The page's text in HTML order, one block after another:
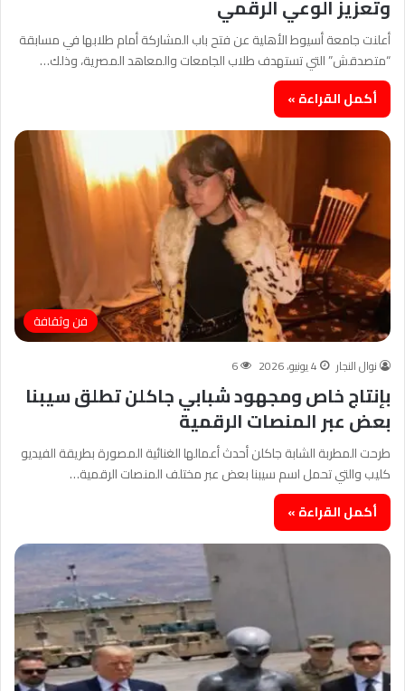
وتعزيز الوعي الرقمي
أعلنت جامعة أسيوط الأهلية عن فتح باب المشاركة أمام طلابها في مسابقة
“متصدقش” التي تستهدف طلاب الجامعات والمعاهد المصرية، وذلك…
أكمل القراءة »
فن وثقافة
نوال النجار 4 يونيو، 2026 6
بإنتاج خاص ومجهود شبابي جاكلن تطلق سيبنا
بعض عبر المنصات الرقمية
طرحت المطربة الشابة جاكلن أحدث أعمالها الغنائية المصورة بطريقة الفيديو
كليب والتي تحمل اسم سيبنا بعض عبر مختلف المنصات الرقمية…
أكمل القراءة »